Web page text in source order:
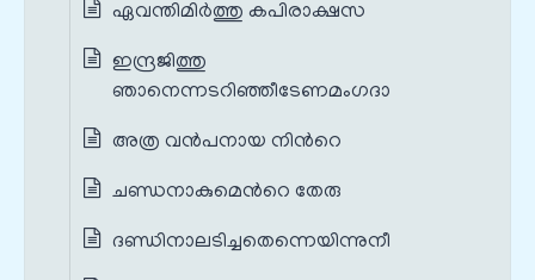
ഏവന്തിമിര്‍ത്തു കപിരാക്ഷസ
ഇന്ദ്രജിത്തു
ഞാനെന്നടറിഞ്ഞീടേണമംഗദാ
അത്ര വന്‍പനായ നിന്‍റെ
ചണ്ഡനാകുമെന്‍റെ തേരു
ദണ്ഡിനാലടിച്ചതെന്നെയിന്നുനീ